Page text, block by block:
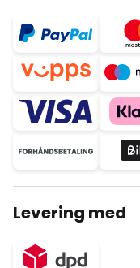
Levering med